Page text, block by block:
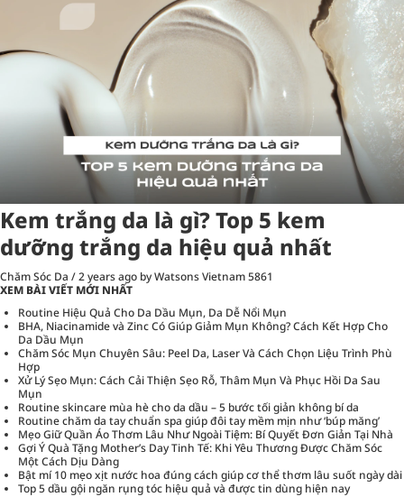
Kem trắng da là gì? Top 5 kem
dưỡng trắng da hiệu quả nhất
Chăm Sóc Da /2 years ago by Watsons Vietnam5861
XEM BÀI VIẾT MỚI NHẤT
Routine Hiệu Quả Cho Da Dầu Mụn, Da Dễ Nổi Mụn
BHA, Niacinamide và Zinc Có Giúp Giảm Mụn Không? Cách Kết Hợp Cho
Da Dầu Mụn
Chăm Sóc Mụn Chuyên Sâu: Peel Da, Laser Và Cách Chọn Liệu Trình Phù
Hợp
Xử Lý Sẹo Mụn: Cách Cải Thiện Sẹo Rỗ, Thâm Mụn Và Phục Hồi Da Sau
Mụn
Routine skincare mùa hè cho da dầu – 5 bước tối giản không bí da
Routine chăm da tay chuẩn spa giúp đôi tay mềm mịn như ‘búp măng’
Mẹo Giữ Quần Áo Thơm Lâu Như Ngoài Tiệm: Bí Quyết Đơn Giản Tại Nhà
Gợi Ý Quà Tặng Mother’s Day Tinh Tế: Khi Yêu Thương Được Chăm Sóc
Một Cách Dịu Dàng
Bật mí 10 mẹo xịt nước hoa đúng cách giúp cơ thể thơm lâu suốt ngày dài
Top 5 dầu gội ngăn rụng tóc hiệu quả và được tin dùng hiện nay